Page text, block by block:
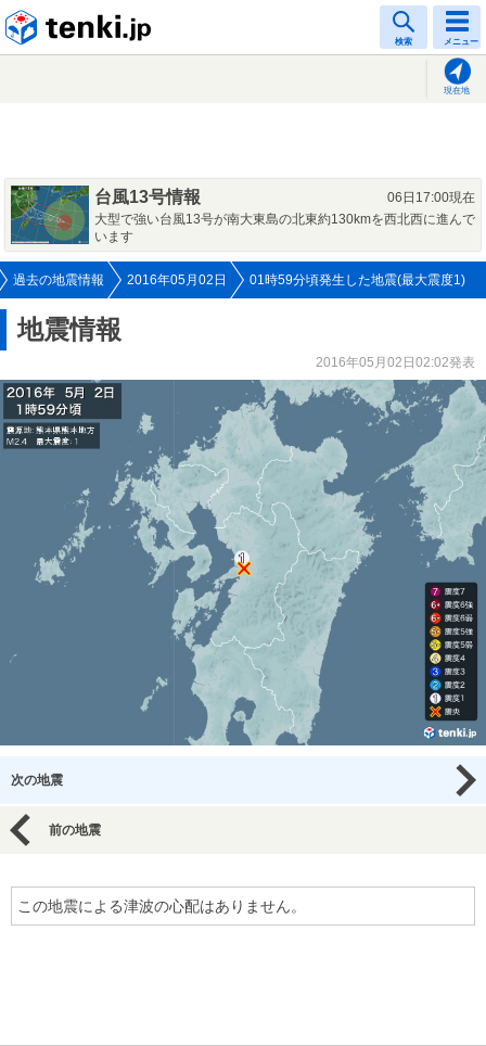
検索 メニュー
現在地
台風13号情報
06日17:00現在
大型で強い台風13号が南大東島の北東約130kmを西北西に進んで
います
過去の地震情報 2016年05月02日 01時59分頃発生した地震(最大震度1)
地震情報
2016年05月02日02:02発表
次の地震
前の地震
この地震による津波の心配はありません。